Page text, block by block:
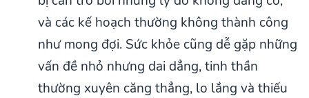
và các kế hoạch thường không thành công
như mong đợi. Sức khỏe cũng dễ gặp những
vấn đề nhỏ nhưng dai dẳng, tinh thần
thường xuyên căng thẳng, lo lắng và thiếu